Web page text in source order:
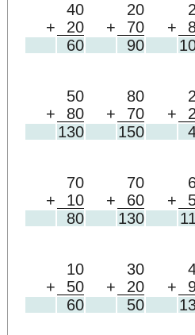
40 20
+
20 + 70 +
60
90
50 80
+
80 + 70 +
130
150
70 70
+
10 + 60 +
80
130
10 30
+
50 + 20 +
60
50